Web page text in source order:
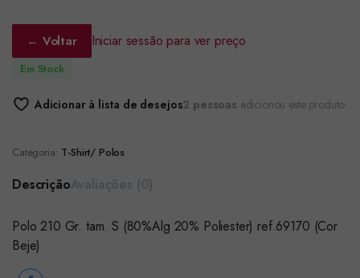
← Voltar Iniciar sessão para ver preço
Em Stock
Adicionar à lista de desejos2 pessoas adicionou este produto
Categoria: T-Shirt/ Polos
Descrição
Polo 210 Gr. tam. S (80%Alg 20% Poliester) ref.69170 (Cor
Beje)